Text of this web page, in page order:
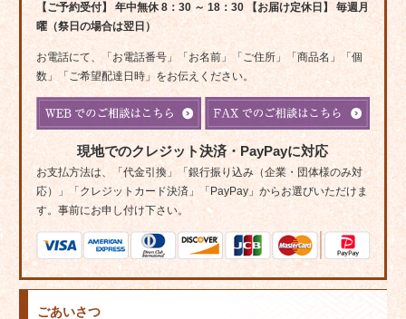
【ご予約受付】 年中無休 8：30 ～ 18：30 【お届け定休日】 毎週月
曜（祭日の場合は翌日）
お電話にて、「お電話番号」「お名前」「ご住所」「商品名」「個
数」「ご希望配達日時」をお伝えください。
現地でのクレジット決済・PayPayに対応
お支払方法は、「代金引換」「銀行振り込み（企業・団体様のみ対
応）」「クレジットカード決済」「PayPay」からお選びいただけま
す。事前にお申し付け下さい。
ごあいさつ